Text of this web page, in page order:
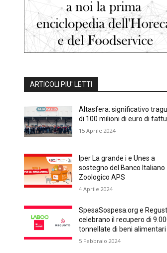
ARTICOLI PIU' LETTI
Altasfera: significativo
di 100 milioni di euro di
15 Aprile 2024
Iper La grande i e Unes a
sostegno del Banco Italiano
Zoologico APS
4 Aprile 2024
SpesaSospesa.org e
celebrano il recupero di
tonnellate di beni alimentari
5 Febbraio 2024